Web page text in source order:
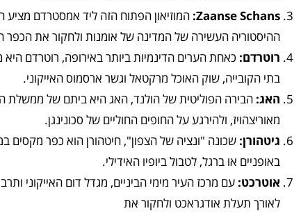
Zaanse Schans: המוזיאון הפתוח הזה ליד אמסטרדם
ההיסטוריה העשירה של המדינה של אומנות ולחקור את הכפר
רוטרדם: כאחת הערים הדינמיות ביותר באירופה, רוטרדם
בתי הקובייה, שוק האוכל מרקטאל וגשר ארסמוס האייקוני.
האג: הבירה הפוליטית של הולנד, האג היא ביתם של ממשלת
מאוריצהויז, ולהירגע על החופים החוליים של סכונינגן.
גיטהורן: שכונה "ונציה של הצפון", חיטהורן הוא כפר מקסים
באופניים או ברגל, לטבול ביופיו האידילי.
אוטרכט: עם מרכז העיר מימי הביניים, מגדל דום האייקוני
לאורך תעלת אודגראכט ולחקור את